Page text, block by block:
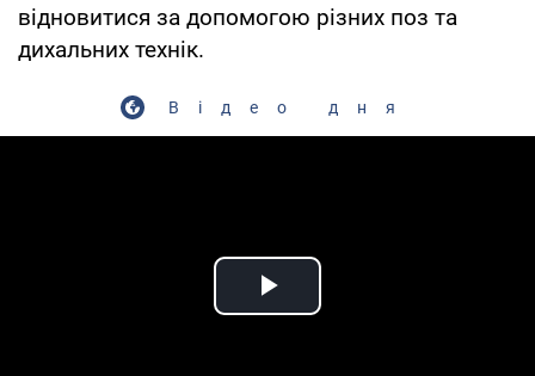
відновитися за допомогою різних поз та
дихальних технік.
Відео дня
Play Video